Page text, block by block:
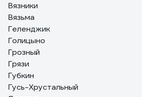
Вязники
Вязьма
Геленджик
Голицыно
Грозный
Грязи
Губкин
Гусь-Хрустальный